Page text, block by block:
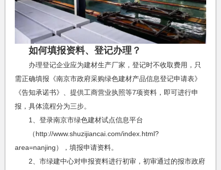
如何填报资料、登记办理？
办理登记企业应为建材生产厂家，登记时不收取费用，只
需正确填报《南京市政府采购绿色建材产品信息登记申请表》
《告知承诺书》、提供工商营业执照等7项资料，即可进行申
报，具体流程分为三步。
1、登录南京市绿色建材试点信息平台
（http://www.shuzijiancai.com/index.html?
area=nanjing），填报申请资料。
2、市绿建中心对申报资料进行初审，初审通过的报市政府